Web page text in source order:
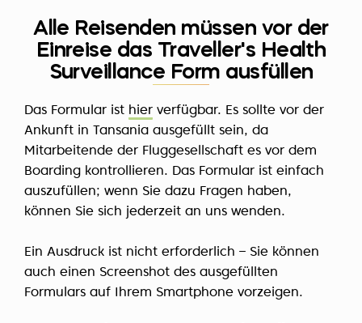
Alle Reisenden müssen vor der
Einreise das Traveller's Health
Surveillance Form ausfüllen
Das Formular ist hier verfügbar. Es sollte vor der
Ankunft in Tansania ausgefüllt sein, da
Mitarbeitende der Fluggesellschaft es vor dem
Boarding kontrollieren. Das Formular ist einfach
auszufüllen; wenn Sie dazu Fragen haben,
können Sie sich jederzeit an uns wenden.
Ein Ausdruck ist nicht erforderlich – Sie können
auch einen Screenshot des ausgefüllten
Formulars auf Ihrem Smartphone vorzeigen.